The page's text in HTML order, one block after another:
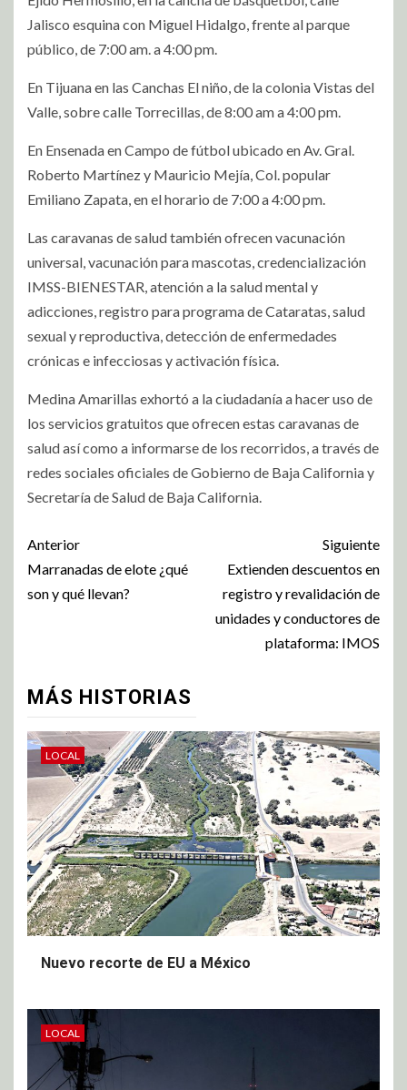
Jalisco esquina con Miguel Hidalgo, frente al parque
público, de 7:00 am. a 4:00 pm.
En Tijuana en las Canchas El niño, de la colonia Vistas del
Valle, sobre calle Torrecillas, de 8:00 am a 4:00 pm.
En Ensenada en Campo de fútbol ubicado en Av. Gral.
Roberto Martínez y Mauricio Mejía, Col. popular
Emiliano Zapata, en el horario de 7:00 a 4:00 pm.
Las caravanas de salud también ofrecen vacunación
universal, vacunación para mascotas, credencialización
IMSS-BIENESTAR, atención a la salud mental y
adicciones, registro para programa de Cataratas, salud
sexual y reproductiva, detección de enfermedades
crónicas e infecciosas y activación física.
Medina Amarillas exhortó a la ciudadanía a hacer uso de
los servicios gratuitos que ofrecen estas caravanas de
salud así como a informarse de los recorridos, a través de
redes sociales oficiales de Gobierno de Baja California y
Secretaría de Salud de Baja California.
Anterior
Marranadas de elote ¿qué
son y qué llevan?
Siguiente
Extienden descuentos en
registro y revalidación de
unidades y conductores de
plataforma: IMOS
MÁS HISTORIAS
LOCAL
Nuevo recorte de EU a México
LOCAL